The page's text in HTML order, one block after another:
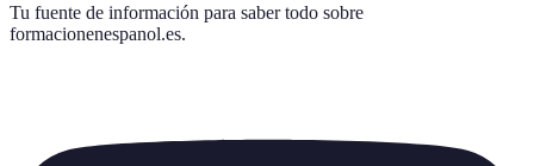
Tu fuente de información para saber todo sobre
formacionenespanol.es.